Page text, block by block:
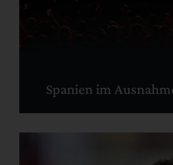
Spanien im